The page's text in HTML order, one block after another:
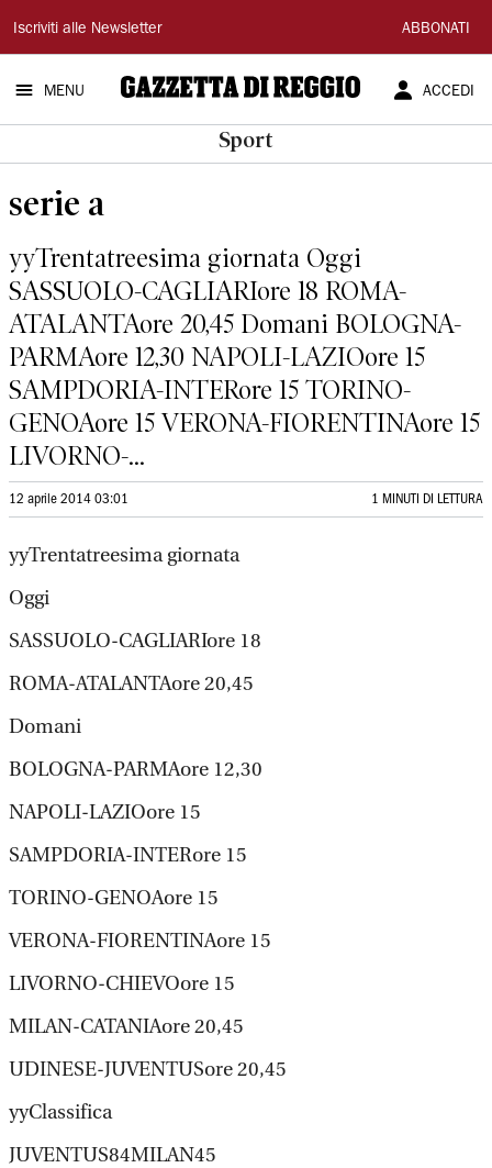
Gazzetta
di
Reggio
Iscriviti alle Newsletter ABBONATI
MENU ACCEDI
Sport
serie a
yyTrentatreesima giornata Oggi
SASSUOLO-CAGLIARIore 18 ROMA-
ATALANTAore 20,45 Domani BOLOGNA-
PARMAore 12,30 NAPOLI-LAZIOore 15
SAMPDORIA-INTERore 15 TORINO-
GENOAore 15 VERONA-FIORENTINAore 15
LIVORNO-...
12 aprile 2014 03:01 1 MINUTI DI LETTURA
yyTrentatreesima giornata
Oggi
SASSUOLO-CAGLIARIore 18
ROMA-ATALANTAore 20,45
Domani
BOLOGNA-PARMAore 12,30
NAPOLI-LAZIOore 15
SAMPDORIA-INTERore 15
TORINO-GENOAore 15
VERONA-FIORENTINAore 15
LIVORNO-CHIEVOore 15
MILAN-CATANIAore 20,45
UDINESE-JUVENTUSore 20,45
yyClassifica
JUVENTUS84MILAN45